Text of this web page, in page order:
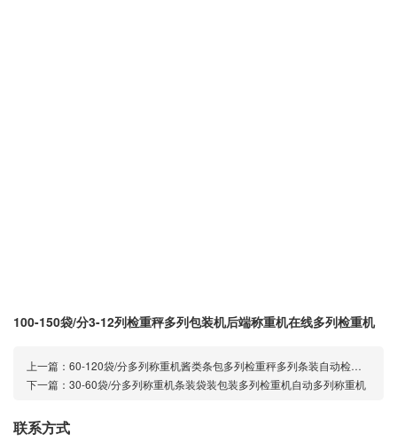
100-150袋/分3-12列检重秤多列包装机后端称重机在线多列检重机
上一篇： 60-120袋/分多列称重机酱类条包多列检重秤多列条装自动检重秤
下一篇： 30-60袋/分多列称重机条装袋装包装多列检重机自动多列称重机
联系方式